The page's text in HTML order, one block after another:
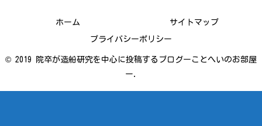
ホーム サイトマップ
プライバシーポリシー
© 2019 院卒が造船研究を中心に投稿するブログーことへいのお部屋
ー.